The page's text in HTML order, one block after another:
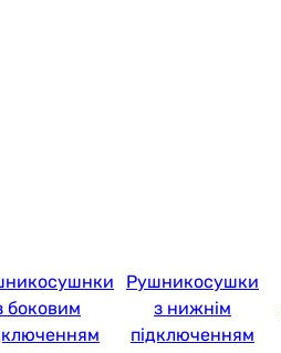
боковим
Рушникосушки
з нижнім
підключенням